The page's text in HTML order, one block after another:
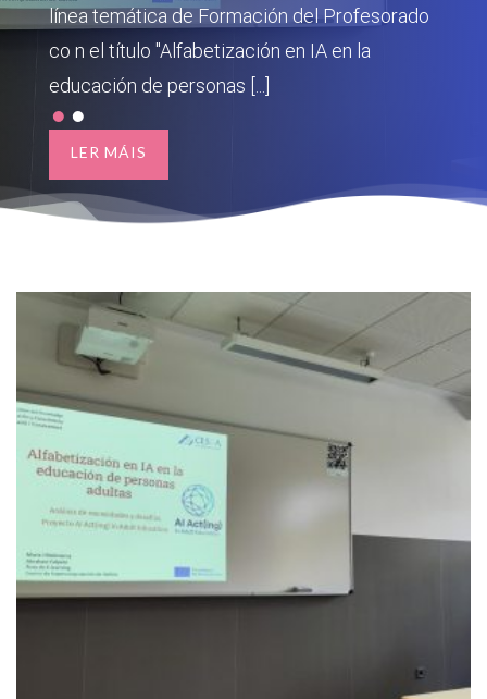
más rápido que la
línea temática de Formación del Profesorado
co n el título "Alfabetización en IA en la
educación de personas [...]
LER MÁIS
aulas, pero su avance
regulación y [...]